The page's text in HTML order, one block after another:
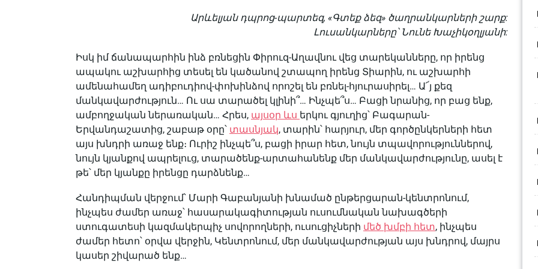
Արևելյան դպրոց-պարտեզ, «Գտեք ձեզ» ծաղրանկարների շարք:
Լուսանկարները՝ Նունե Խաչիկօղլյանի:
Իսկ իմ ճանապարհին ինձ բռնեցին Փիրուզ-Աղավնու վեց տարեկանները, որ իրենց
ապակու աշխարհից տեսել են կածանով շտապող իրենց Տիարին, ու աշխարհի
ամենահամեղ ադիբուդիով-փոխինձով որոշել են բռնել-հյուրասիրել… Ա՜յ քեզ
մանկավարժություն… Ու սա տարածել կլինի՞… Ինչպե՞ս… Բացի նրանից, որ բաց ենք,
ամբողջական ներառական… Հրես, այսօր ևս երկու գյուղից՝ Բագարան-
Երվանդաշատից, շաբաթ օրը՝ տասնյակ, տարին՝ հարյուր, մեր գործընկերների հետ
այս խնդրի առաջ ենք։ Ուրիշ ինչպե՞ս, բացի իրար հետ, նույն տպավորություններով,
նույն կյանքով ապրելուց, տարածենք-արտահանենք մեր մանկավարժությունը, ասել է
թե՝ մեր կյանքը իրենցը դարձնենք…
Հանդիպման վերջում՝ Մարի Գաբանյանի խնամած ընթերցարան-կենտրոնում,
ինչպես ժամեր առաջ՝ հասարակագիտության ուսումնական նախագծերի
ստուգատեսի կազմակերպիչ սովորողների, ուսուցիչների մեծ խմբի հետ, ինչպես
ժամեր հետո՝ օրվա վերջին, Կենտրոնում, մեր մանկավարժության այս խնդրով, մայրս
կասեր շիվարած ենք…